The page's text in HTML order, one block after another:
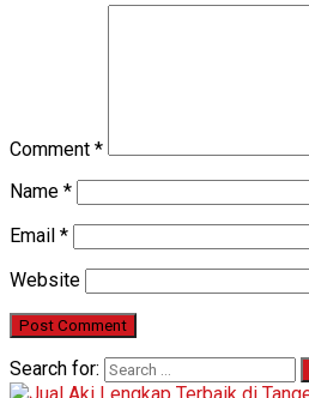
Comment *
Name *
Email *
Website
Search for: